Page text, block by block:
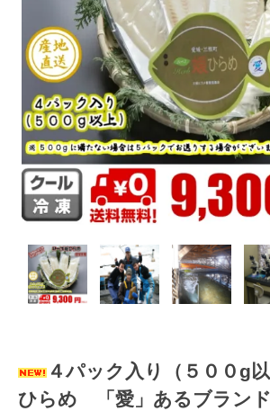
４パック入り（５００g
ひらめ 「愛」あるブラン